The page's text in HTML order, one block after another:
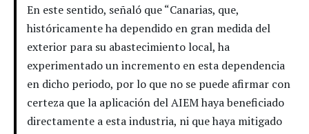
En este sentido, señaló que “Canarias, que,
históricamente ha dependido en gran medida del
exterior para su abastecimiento local, ha
experimentado un incremento en esta dependencia
en dicho periodo, por lo que no se puede afirmar con
certeza que la aplicación del AIEM haya beneficiado
directamente a esta industria, ni que haya mitigado